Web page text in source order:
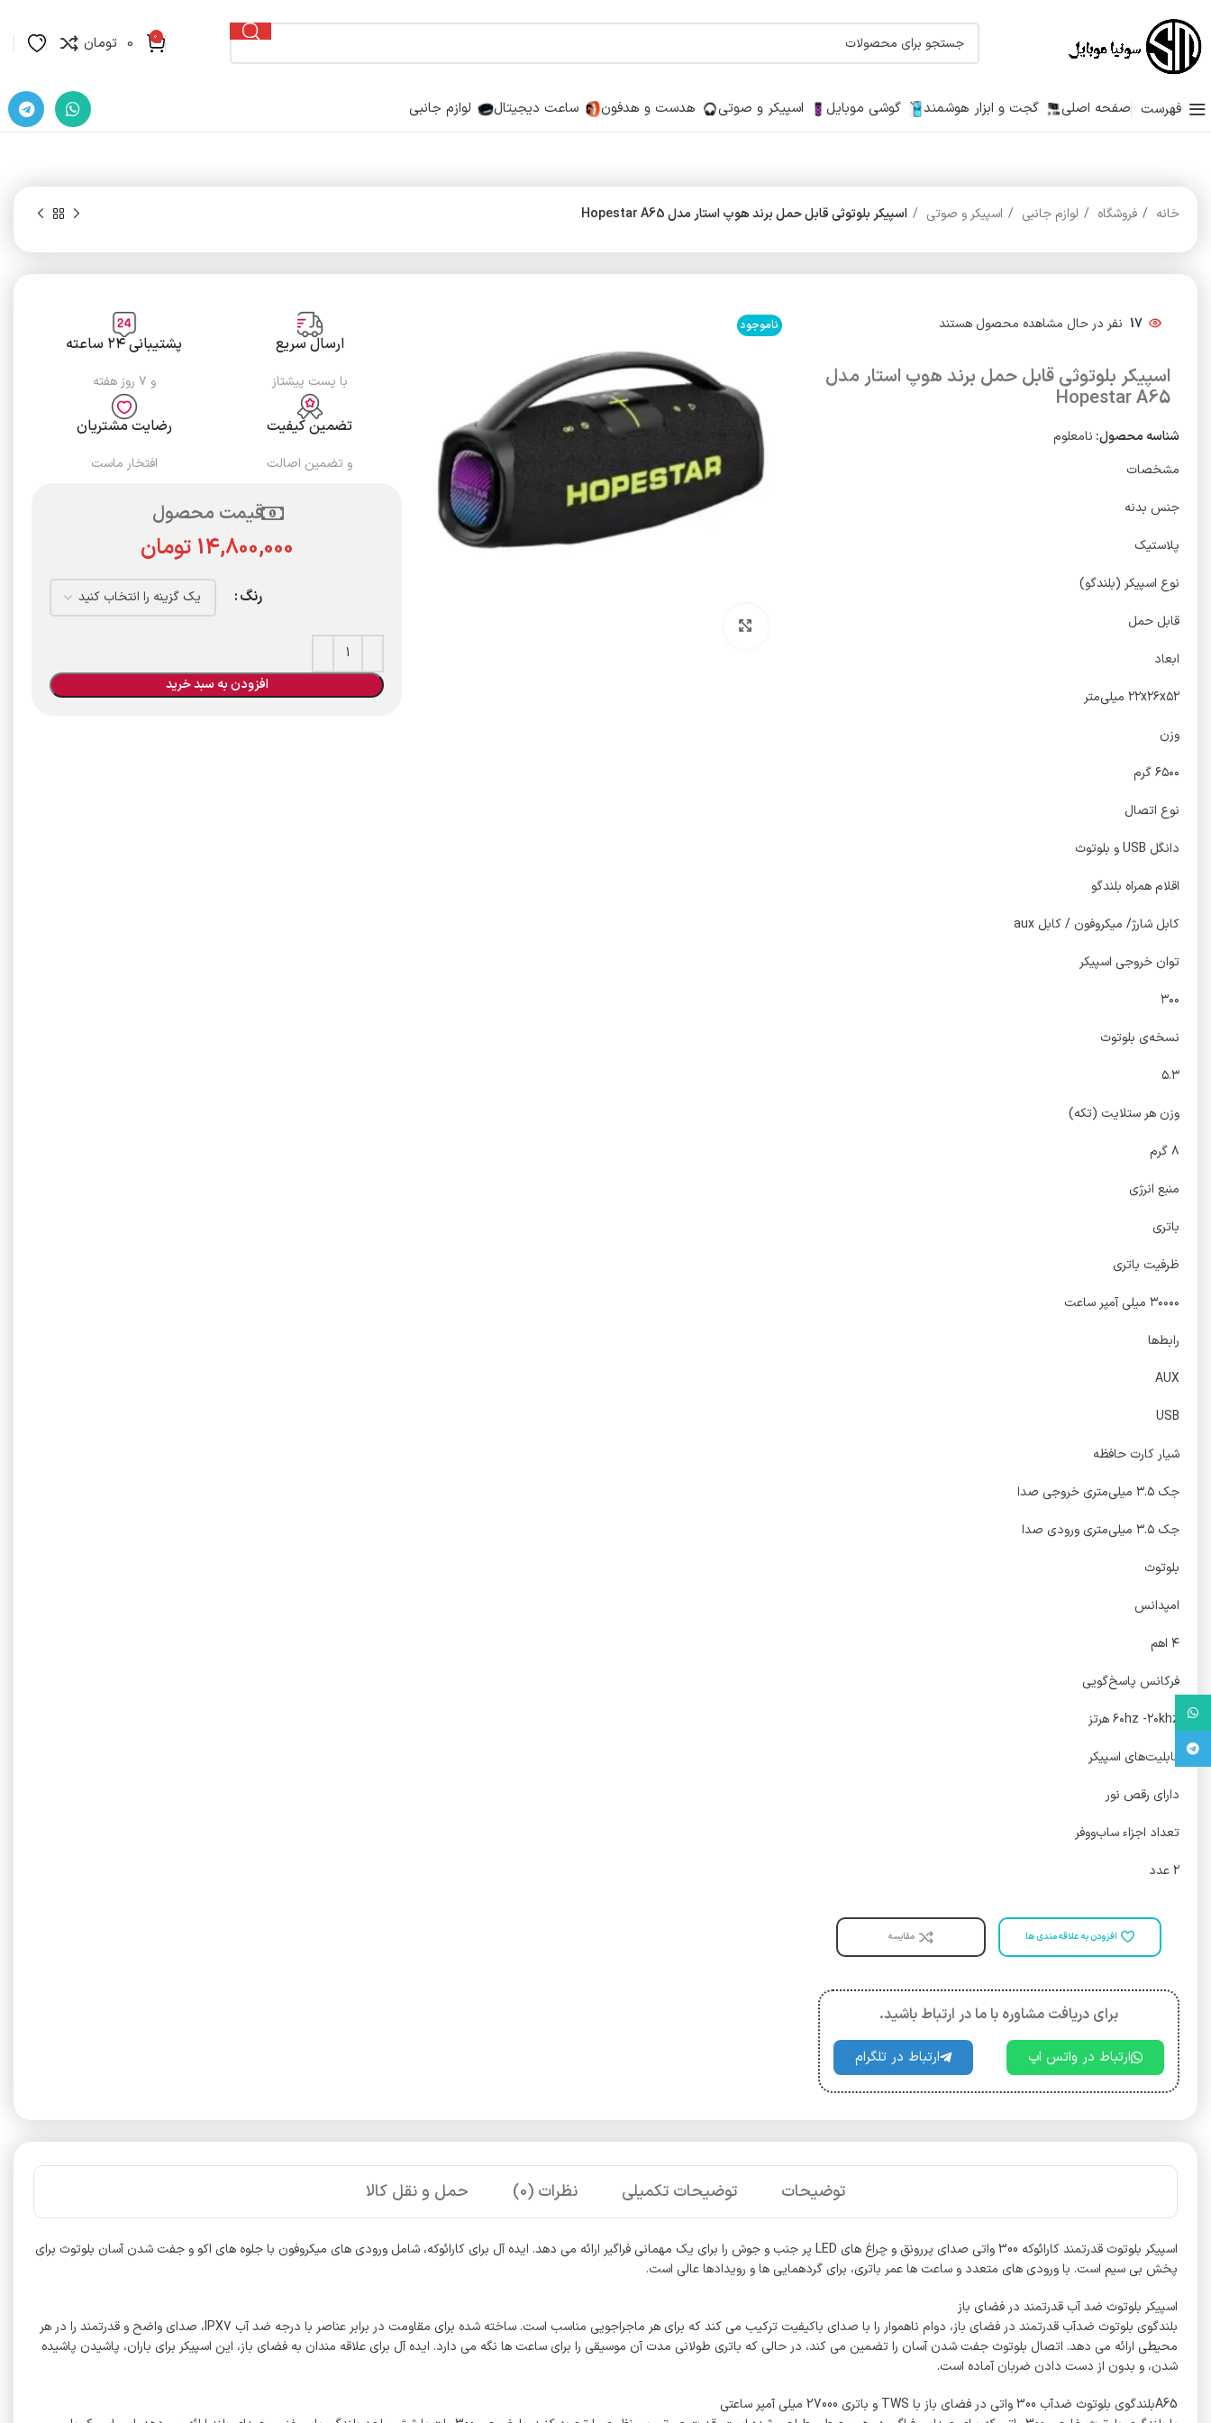
0
0 تومان
فهرست صفحه اصلی گجت و ابزار هوشمند گوشی موبایل اسپیکر و صوتی هدست و هدفون ساعت دیجیتال لوازم جانبی
خانه فروشگاه لوازم جانبی اسپیکر و صوتی اسپیکر بلوتوثی قابل حمل برند هوپ استار مدل Hopestar A65
17 نفر در حال مشاهده محصول هستند
اسپیکر بلوتوثی قابل حمل برند هوپ استار مدل
Hopestar A65
شناسه محصول: نامعلوم
مشخصات
جنس بدنه
پلاستیک
نوع اسپیکر (بلندگو)
قابل حمل
ابعاد
۲۲x۲۶x۵۲ میلی‌متر
وزن
۶۵۰۰ گرم
نوع اتصال
دانگل USB و بلوتوث
اقلام همراه بلندگو
کابل شارژ/ میکروفون / کابل aux
توان خروجی اسپیکر
۳۰۰
نسخه‌ی بلوتوث
۵.۳
وزن هر ستلایت (تکه)
۸ گرم
منبع انرژی
باتری
ظرفیت باتری
۳۰۰۰۰ میلی آمپر ساعت
رابط‌ها
AUX
USB
شیار کارت حافظه
جک ۳.۵ میلی‌متری خروجی صدا
جک ۳.۵ میلی‌متری ورودی صدا
بلوتوث
امپدانس
۴ اهم
فرکانس پاسخ‌گویی
۶۰hz -۲۰khz هرتز
قابلیت‌های اسپیکر
دارای رقص نور
تعداد اجزاء ساب‌ووفر
۲ عدد
افزودن به علاقه مندی ها مقایسه
برای دریافت مشاوره با ما در ارتباط باشید.
ارتباط در واتس اپ ارتباط در تلگرام
ناموجود
ارسال سریع
با پست پیشتاز
پشتیبانی ۲۴ ساعته
و ۷ روز هفته
تضمین کیفیت
و تضمین اصالت
رضایت مشتریان
افتخار ماست
قیمت محصول
تومان
رنگ
افزودن به سبد خرید
توضیحات توضیحات تکمیلی نظرات (0) حمل و نقل کالا
اسپیکر بلوتوث قدرتمند کارائوکه 300 واتی صدای پررونق و چراغ های LED پر جنب و جوش را برای یک مهمانی فراگیر ارائه می دهد. ایده آل برای کارائوکه، شامل ورودی های میکروفون با جلوه های اکو و جفت شدن آسان بلوتوث برای
پخش بی سیم است. با ورودی های متعدد و ساعت ها عمر باتری، برای گردهمایی ها و رویدادها عالی است.
اسپیکر بلوتوث ضد آب قدرتمند در فضای باز
بلندگوی بلوتوث ضدآب قدرتمند در فضای باز، دوام ناهموار را با صدای باکیفیت ترکیب می کند که برای هر ماجراجویی مناسب است. ساخته شده برای مقاومت در برابر عناصر با درجه ضد آب IPX7، صدای واضح و قدرتمند را در هر
محیطی ارائه می دهد. اتصال بلوتوث جفت شدن آسان را تضمین می کند، در حالی که باتری طولانی مدت آن موسیقی را برای ساعت ها نگه می دارد. ایده آل برای علاقه مندان به فضای باز، این اسپیکر برای باران، پاشیدن پاشیده
شدن، و بدون از دست دادن ضربان آماده است.
A65بلندگوی بلوتوث ضدآب 300 واتی در فضای باز با TWS و باتری 27000 میلی آمپر ساعتی
واتس آپ
تلگرام